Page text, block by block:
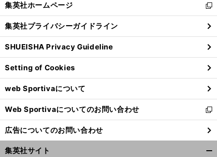
閉
る
集英社ホームページ
新
し
い
ウ
ィ
ン
ド
ウ
で
開
く
集英社プライバシーガイドライン
SHUEISHA Privacy Guideline
Setting of Cookies
web Sportivaについて
Web Sportivaについてのお問い合わせ
新
し
い
ウ
ィ
広告についてのお問い合わせ
集英社サイト